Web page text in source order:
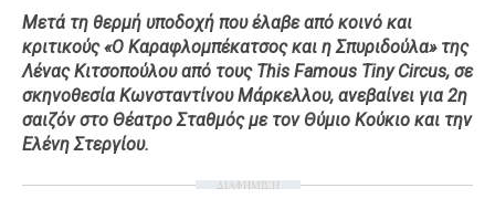
Σχέσεις
AGENDA
Μετά τη θερμή υποδοχή που έλαβε από κοινό και
κριτικούς «Ο Καραφλομπέκατσος και η Σπυριδούλα» της
Λένας Κιτσοπούλου από τους Τhis Famous Tiny Circus, σε
σκηνοθεσία Κωνσταντίνου Μάρκελλου, ανεβαίνει για 2η
σαιζόν στο Θέατρο Σταθμός με τον Θύμιο Κούκιο και την
Ελένη Στεργίου.
ΔΙΑΦΗΜΙΣΗ